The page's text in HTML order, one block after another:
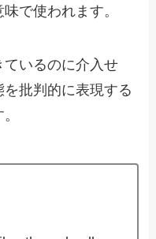
で使われます。
いるのに介入せ
批判的に表現する